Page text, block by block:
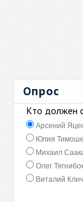
Опрос
Кто должен
Арсений
Юлия
Михаил
Олег
Виталий